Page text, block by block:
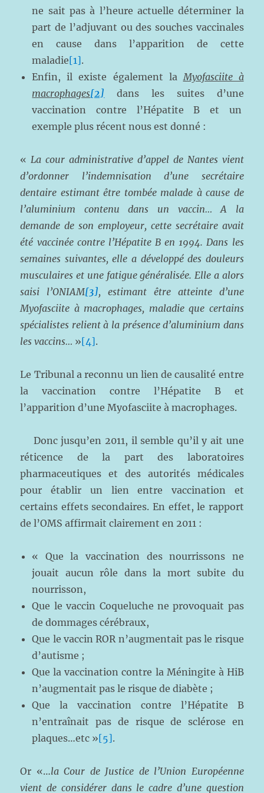
ne sait pas à l’heure actuelle déterminer la
part de l’adjuvant ou des souches vaccinales
en cause dans l’apparition de cette
maladie[1].
Enfin, il existe également laMyofasciite à
macrophages[2] dans les suites d’une
vaccination contre l’Hépatite B et un
exemple plus récent nous est donné :
«La cour administrative d’appel de Nantes vient
d’ordonner l’indemnisation d’une secrétaire
dentaire estimant être tombée malade à cause de
l’aluminium contenu dans un vaccin… A la
demande de son employeur, cette secrétaire avait
été vaccinée contre l’Hépatite B en 1994. Dans les
semaines suivantes, elle a développé des douleurs
musculaires et une fatigue généralisée. Elle a alors
saisi l’ONIAM[3], estimant être atteinte d’une
Myofasciite à macrophages, maladie que certains
spécialistes relient à la présence d’aluminium dans
les vaccins… »[4].
Le Tribunal a reconnu un lien de causalité entre
la vaccination contre l’Hépatite B et
l’apparition d’une Myofasciite à macrophages.
Donc jusqu’en 2011, il semble qu’il y ait une
réticence de la part des laboratoires
pharmaceutiques et des autorités médicales
pour établir un lien entre vaccination et
certains effets secondaires. En effet, le rapport
de l’OMS affirmait clairement en 2011 :
« Que la vaccination des nourrissons ne
jouait aucun rôle dans la mort subite du
nourrisson,
Que le vaccin Coqueluche ne provoquait pas
de dommages cérébraux,
Que le vaccin ROR n’augmentait pas le risque
d’autisme ;
Que la vaccination contre la Méningite à HiB
n’augmentait pas le risque de diabète ;
Que la vaccination contre l’Hépatite B
n’entraînait pas de risque de sclérose en
plaques…etc »[5].
Or «…la Cour de Justice de l’Union Européenne
vient de considérer dans le cadre d’une question